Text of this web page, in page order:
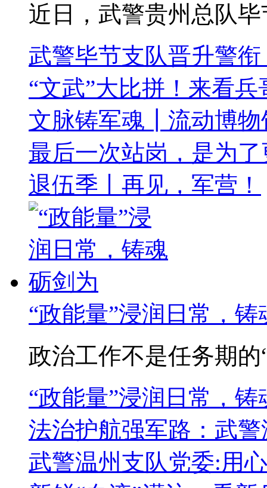
近日，武警贵州总队
武警毕节支队晋升警
“文武”大比拼！来看
文脉铸军魂┃流动博物
最后一次站岗，是为
退伍季丨再见，军营！
“政能量”浸润日常，铸
政治工作不是任务期
“政能量”浸润日常，
法治护航强军路：武
武警温州支队党委:用